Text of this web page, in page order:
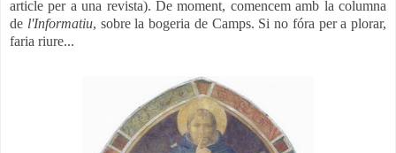
article per a una revista). De moment, comencem amb la columna
de l'Informatiu, sobre la bogeria de Camps. Si no fóra per a plorar,
faria riure...